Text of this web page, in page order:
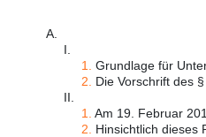
A.
I.
1.
Grundlage für
2.
Die Vorschrift des §
II.
1.
Am 19. Februar
2.
Hinsichtlich dieses